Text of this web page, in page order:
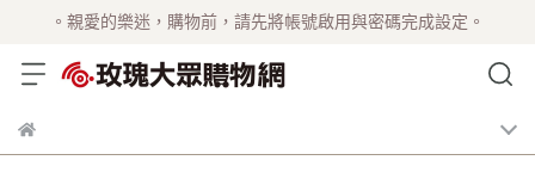
。親愛的樂迷，購物前，請先將帳號啟用與密碼完成設定。